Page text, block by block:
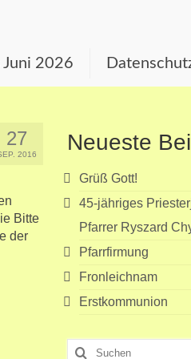
Juni 2026
27
2016
Bitte
der
Neueste
Grüß Gott!
45-jähriges
Pfarrer Ryszard
Pfarrfirmung
Fronleichnam
Erstkommunion
Suchen